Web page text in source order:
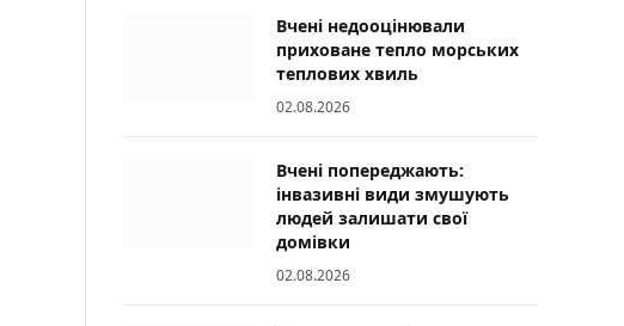
Вчені недооцінювали
приховане тепло морських
теплових хвиль
02.08.2026
Вчені попереджають:
інвазивні види змушують
людей залишати свої
домівки
02.08.2026